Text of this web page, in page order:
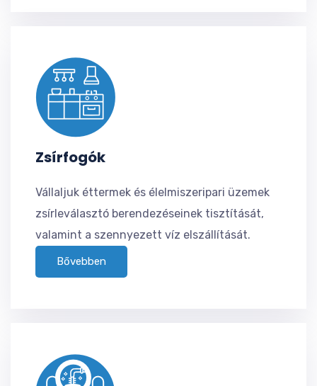
Zsírfogók
Vállaljuk éttermek és élelmiszeripari üzemek
zsírleválasztó berendezéseinek tisztítását,
valamint a szennyezett víz elszállítását.
Bővebben